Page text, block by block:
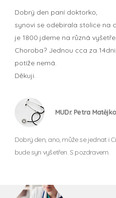
Dobrý den paní doktorko,
synovi se odebirala stolice na
je 1800.jdeme na různá
Choroba? Jednou cca za
potíže nemá.
Děkuji.
MUDr. Petra
Dobrý den, ano, může se jednat i
bude syn vyšetřen. S pozdravem.